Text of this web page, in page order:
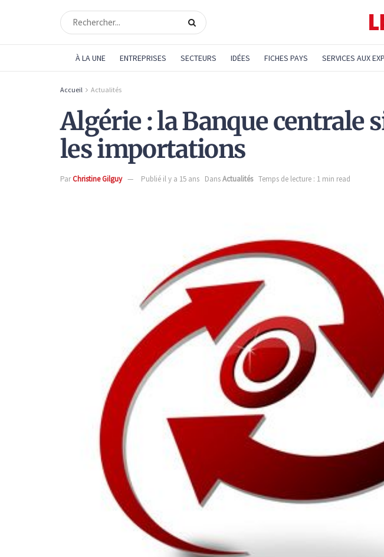
À LA UNE ENTREPRISES SECTEURS IDÉES FICHES PAYS SERVICES AUX
Accueil Actualités
Algérie : la Banque centrale
les importations
ParChristine Gilguy Publié il y a 15 ans DansActualités Temps de lecture : 1 min read